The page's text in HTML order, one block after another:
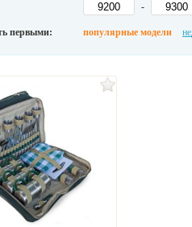
-
первыми: популярные модели